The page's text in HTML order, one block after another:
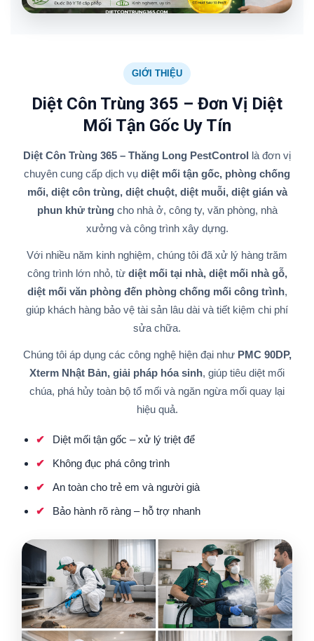
GIỚI THIỆU
Diệt Côn Trùng 365 – Đơn Vị Diệt
Mối Tận Gốc Uy Tín
Diệt Côn Trùng 365 – Thăng Long PestControl là đơn vị
chuyên cung cấp dịch vụ diệt mối tận gốc, phòng chống
mối, diệt côn trùng, diệt chuột, diệt muỗi, diệt gián và
phun khử trùngcho nhà ở, công ty, văn phòng, nhà
xưởng và công trình xây dựng.
Với nhiều năm kinh nghiệm, chúng tôi đã xử lý hàng trăm
công trình lớn nhỏ, từ diệt mối tại nhà, diệt mối nhà gỗ,
diệt mối văn phòng đến phòng chống mối công trình,
giúp khách hàng bảo vệ tài sản lâu dài và tiết kiệm chi phí
sửa chữa.
Chúng tôi áp dụng các công nghệ hiện đại như PMC 90DP,
Xterm Nhật Bản, giải pháp hóa sinh, giúp tiêu diệt mối
chúa, phá hủy toàn bộ tổ mối và ngăn ngừa mối quay lại
hiệu quả.
Diệt mối tận gốc – xử lý triệt để
Không đục phá công trình
An toàn cho trẻ em và người già
Bảo hành rõ ràng – hỗ trợ nhanh